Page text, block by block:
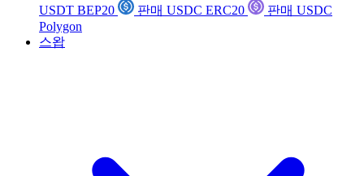
USDT BEP20
판매 USDC ERC20
판매 USDC
Polygon
스왑